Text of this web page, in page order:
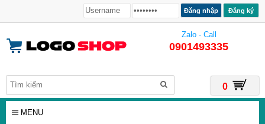
Đăng ký
Zalo - Call
0901493335
0
MENU